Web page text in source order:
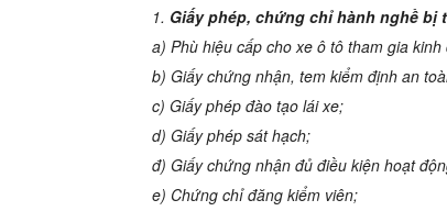
1. Giấy phép, chứng chỉ hành nghề
a) Phù hiệu cấp cho xe ô tô tham gia
b) Giấy chứng nhận, tem kiểm định an
c) Giấy phép đào tạo lái xe;
d) Giấy phép sát hạch;
đ) Giấy chứng nhận đủ điều kiện hoạt
e) Chứng chỉ đăng kiểm viên;